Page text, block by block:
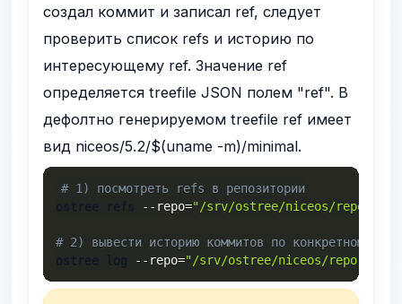
создал коммит и записал ref, следует
проверить список refs и историю по
интересующему ref. Значение ref
определяется treefile JSON полем "ref". В
дефолтно генерируемом treefile ref имеет
вид niceos/5.2/$(uname -m)/minimal.
# 1) посмотреть refs в репозитории
--repo="/srv/ostree/niceos/repo"
# 2) вывести историю коммитов по конкретному
--repo="/srv/ostree/niceos/repo"